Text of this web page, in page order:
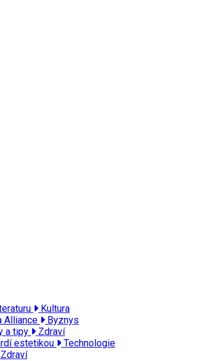
Kultura
Alliance
Byznys
a tipy
Zdraví
estetikou
Technologie
Zdraví